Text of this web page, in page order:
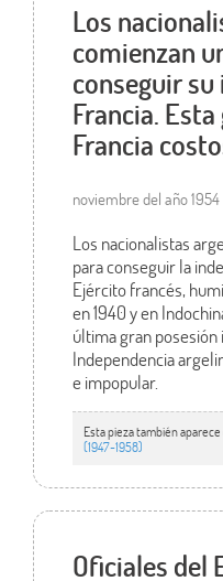
Los
comienzan
conseguir
Francia.
Francia
noviembre del año 1954
Los nacionalistas
para conseguir la
Ejército francés,
en 1940 y en
última gran
Independencia
e impopular.
Esta pieza también aparece
(1947-1958)
Oficiales del